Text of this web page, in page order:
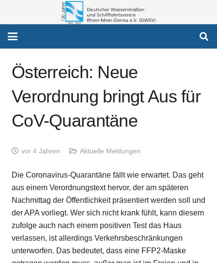
Österreich: Neue
Verordnung bringt Aus für
CoV-Quarantäne
vor 4 Jahren Aktuelle Meldungen
Die Coronavirus-Quarantäne fällt wie erwartet. Das geht
aus einem Verordnungstext hervor, der am späteren
Nachmittag der Öffentlichkeit präsentiert werden soll und
der APA vorliegt. Wer sich nicht krank fühlt, kann diesem
zufolge auch nach einem positiven Test das Haus
verlassen, ist allerdings Verkehrsbeschränkungen
unterworfen. Das bedeutet, dass eine FFP2-Maske